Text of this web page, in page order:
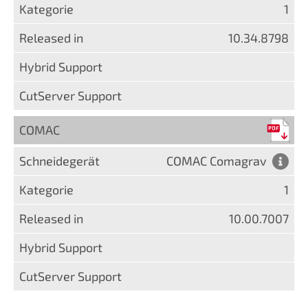
1
10.34.8798
COMAC
COMAC Comagrav
1
10.00.7007